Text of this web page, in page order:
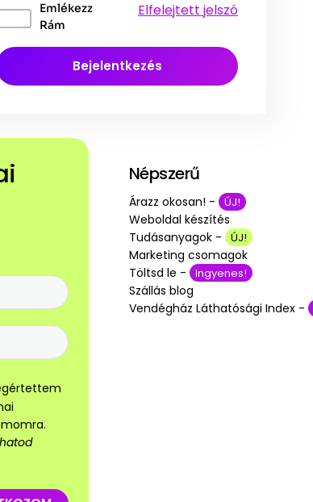
Emlékezz
Rám
Elfelejtett jelszó
Bejelentkezés
Népszerű
Árazz okosan! - ÚJ!
Weboldal készítés
Tudásanyagok -
ÚJ!
Marketing csomagok
Töltsd le -
Ingyenes!
Szállás blog
Vendégház Láthatósági Index -